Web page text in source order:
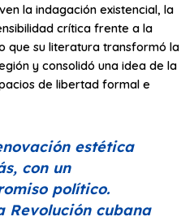
la indagación existencial, la
crítica frente a la
que su literatura transformó la
y consolidó una idea de la
de libertad formal e
estética
con un
político.
Revolución cubana